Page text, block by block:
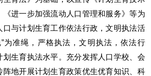
《进一步加强流动人口管理和服务》等为
口与计划生育工作依法行政，文明执法活
为准绳，严格执法，文明执法，依法行
划生育执法水平。充分发挥人口学校、会
阵地开展计划生育政策优生优育知识、科